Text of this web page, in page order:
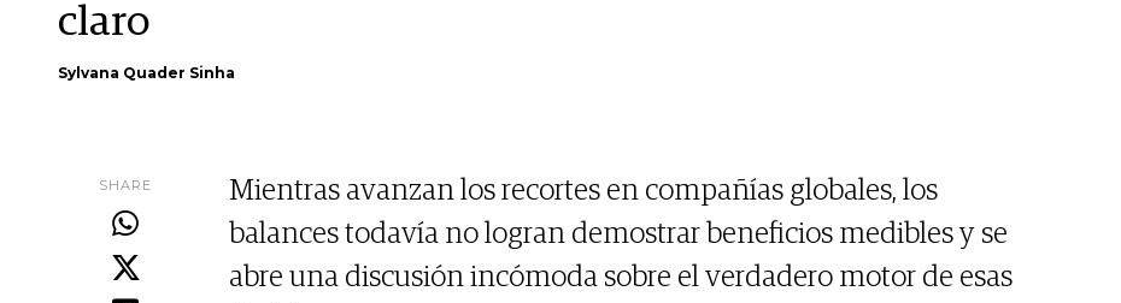
claro
Sylvana Quader Sinha
SHARE
Mientras avanzan los recortes en compañías globales, los
balances todavía no logran demostrar beneficios medibles y se
abre una discusión incómoda sobre el verdadero motor de esas